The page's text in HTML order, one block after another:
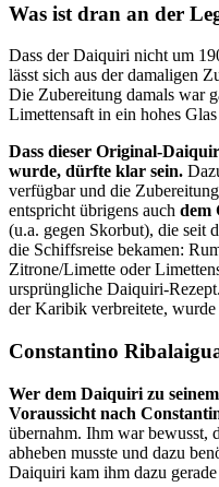
Was ist dran an der
Dass der Daiquiri nicht um
lässt sich aus der damaligen
Die Zubereitung damals war
Limettensaft in ein hohes
Dass dieser Original-
wurde, dürfte klar sein.
verfügbar und die
entspricht übrigens auch dem
(u.a. gegen Skorbut), die seit
die Schiffsreise bekamen:
Zitrone/Limette oder
ursprüngliche Daiquiri-
der Karibik verbreitete, wurde
Constantino
Wer dem Daiquiri zu
Voraussicht nach
übernahm. Ihm war bewusst,
abheben musste und dazu
Daiquiri kam ihm dazu gerade